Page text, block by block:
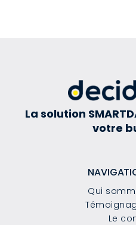
La solution
votre
Qui
Le